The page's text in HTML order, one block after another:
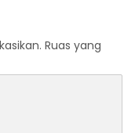
Ruas yang